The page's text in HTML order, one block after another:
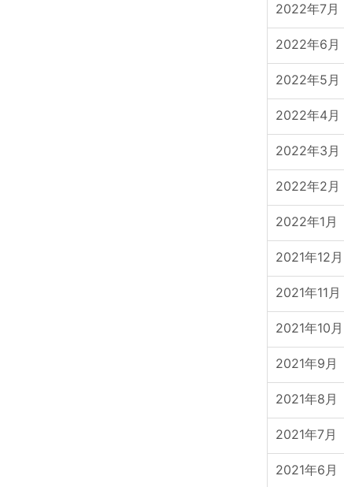
2022年7月
2022年6月
2022年5月
2022年4月
2022年3月
2022年2月
2022年1月
2021年12月
2021年11月
2021年10月
2021年9月
2021年8月
2021年7月
2021年6月